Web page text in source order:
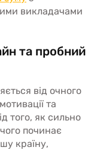
викладачами
та пробний
від очного
та
того, як сильно
починає
країну,